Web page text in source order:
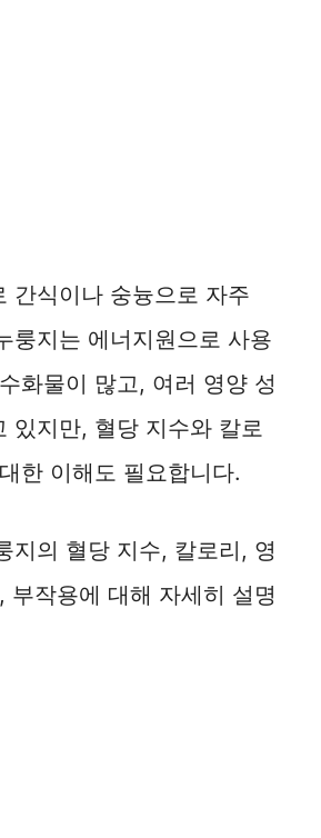
간식이나 숭늉으로 자주
룽지는 에너지원으로 사용
화물이 많고, 여러 영양 성
있지만, 혈당 지수와 칼로
한 이해도 필요합니다.
지의 혈당 지수, 칼로리, 영
부작용에 대해 자세히 설명